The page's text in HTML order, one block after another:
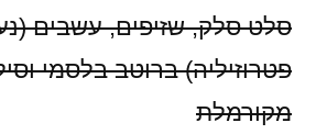
סלט סלק, שזיפים, עשבים
פטרוזיליה) ברוטב בלסמי
מקורמלת